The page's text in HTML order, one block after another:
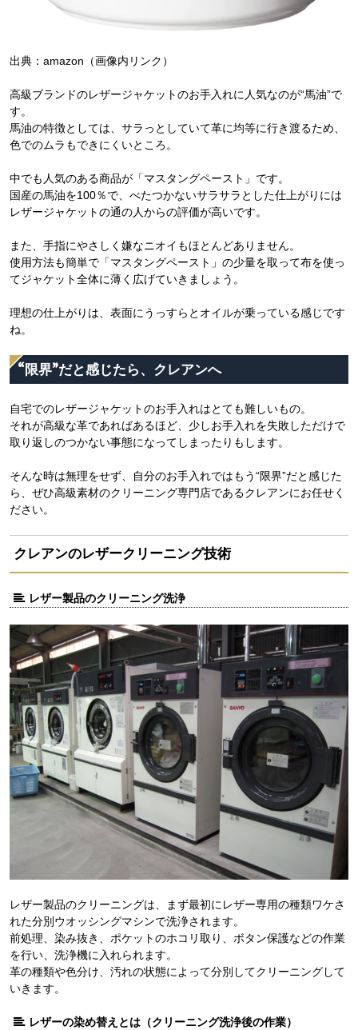
出典：amazon（画像内リンク）
高級ブランドのレザージャケットのお手入れに人気なのが“馬油”で
す。
馬油の特徴としては、サラっとしていて革に均等に行き渡るため、
色でのムラもできにくいところ。
中でも人気のある商品が「マスタングペースト」です。
国産の馬油を100％で、べたつかないサラサラとした仕上がりには
レザージャケットの通の人からの評価が高いです。
また、手指にやさしく嫌なニオイもほとんどありません。
使用方法も簡単で「マスタングペースト」の少量を取って布を使っ
てジャケット全体に薄く広げていきましょう。
理想の仕上がりは、表面にうっすらとオイルが乗っている感じです
ね。
“限界”だと感じたら、クレアンへ
自宅でのレザージャケットのお手入れはとても難しいもの。
それが高級な革であればあるほど、少しお手入れを失敗しただけで
取り返しのつかない事態になってしまったりもします。
そんな時は無理をせず、自分のお手入れではもう“限界”だと感じた
ら、ぜひ高級素材のクリーニング専門店であるクレアンにお任せく
ださい。
クレアンのレザークリーニング技術
レザー製品のクリーニング洗浄
レザー製品のクリーニングは、まず最初にレザー専用の種類ワケさ
れた分別ウオッシングマシンで洗浄されます。
前処理、染み抜き、ポケットのホコリ取り、ボタン保護などの作業
を行い、洗浄機に入れられます。
革の種類や色分け、汚れの状態によって分別してクリーニングして
いきます。
レザーの染め替えとは（クリーニング洗浄後の作業）